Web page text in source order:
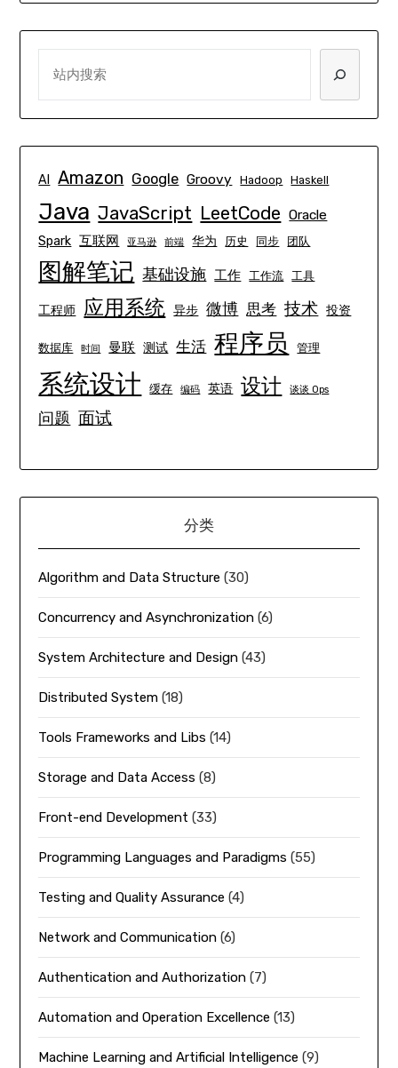
AI Amazon Google Groovy Hadoop Haskell
Java JavaScript LeetCode Oracle
Spark 互联网 亚马逊 前端 华为 历史 同步 团队
图解笔记 基础设施 工作 工作流 工具
工程师 应用系统 异步 微博 思考 技术 投资
数据库 时间 曼联 测试 生活 程序员 管理
系统设计 缓存 编码 英语 设计 谈谈 Ops
问题 面试
分类
Algorithm and Data Structure (30)
Concurrency and Asynchronization (6)
System Architecture and Design (43)
Distributed System (18)
Tools Frameworks and Libs (14)
Storage and Data Access (8)
Front-end Development (33)
Programming Languages and Paradigms (55)
Testing and Quality Assurance (4)
Network and Communication (6)
Authentication and Authorization (7)
Automation and Operation Excellence (13)
Machine Learning and Artificial Intelligence (9)